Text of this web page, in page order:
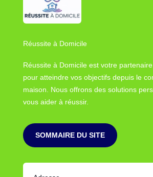
Réussite à Domicile
Réussite à Domicile est votre
pour atteindre vos objectifs depuis le
maison. Nous offrons des solutions
vous aider à réussir.
SOMMAIRE DU SITE